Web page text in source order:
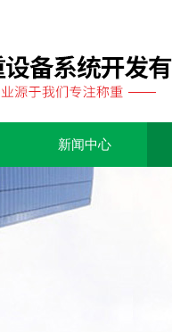
新闻中心